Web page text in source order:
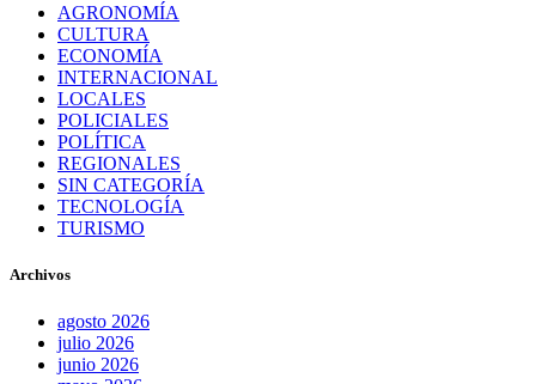
AGRONOMÍA
CULTURA
ECONOMÍA
INTERNACIONAL
LOCALES
POLICIALES
POLÍTICA
REGIONALES
SIN CATEGORÍA
TECNOLOGÍA
TURISMO
Archivos
agosto 2026
julio 2026
junio 2026